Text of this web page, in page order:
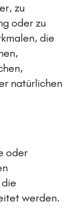
zu
oder zu
die
natürlichen
oder
werden.